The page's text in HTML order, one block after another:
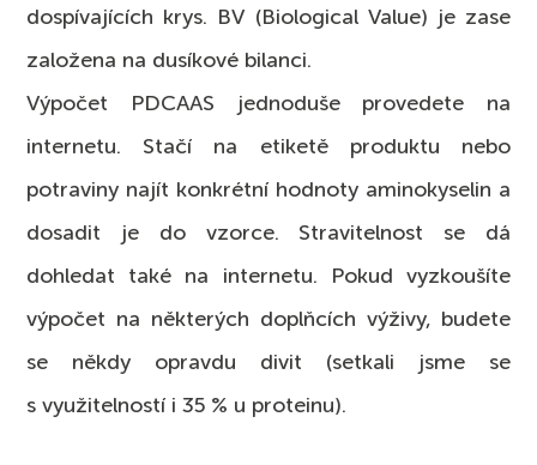
dospívajících krys. BV (Biological Value) je zase
založena na dusíkové bilanci.
Výpočet PDCAAS jednoduše provedete na
internetu. Stačí na etiketě produktu nebo
potraviny najít konkrétní hodnoty aminokyselin a
dosadit je do vzorce. Stravitelnost se dá
dohledat také na internetu. Pokud vyzkoušíte
výpočet na některých doplňcích výživy, budete
se někdy opravdu divit (setkali jsme se
s využitelností i 35 % u proteinu).